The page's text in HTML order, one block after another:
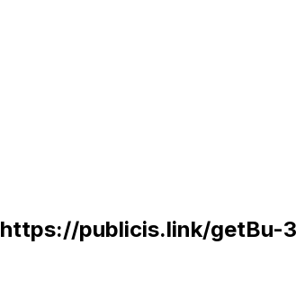
https://publicis.link/getBu-